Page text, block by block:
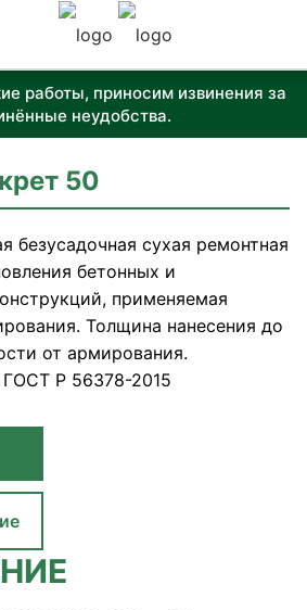
работы, приносим извинения за
неудобства.
50
безусадочная сухая ремонтная
бетонных и
применяемая
Толщина нанесения до
от армирования.
ГОСТ Р 56378-2015